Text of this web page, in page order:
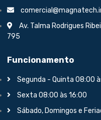
Av. Talma Rodrigues
795
Funcionamento
Segunda - Quinta 08:00
Sexta 08:00 às 16:00
Sábado, Domingos e